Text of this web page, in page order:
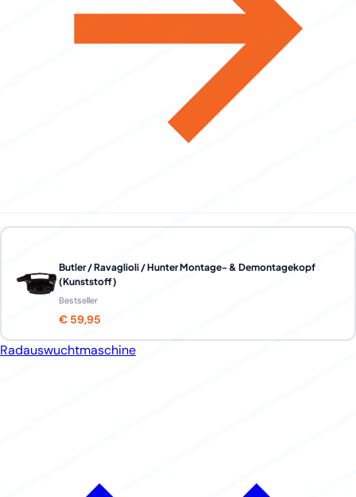
Butler / Ravaglioli / Hunter Montage- & Demontagekopf
(Kunststoff)
Bestseller
€ 59,95
Radauswuchtmaschine